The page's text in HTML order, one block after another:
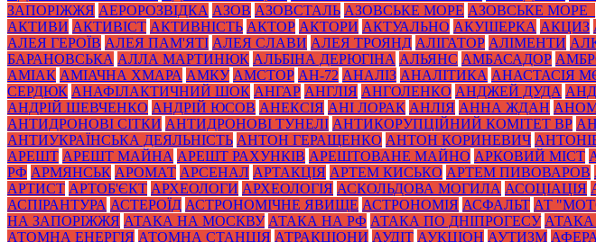
ЗАПОРІЖЖЯ АЕРОРОЗВІДКА АЗОВ АЗОВСТАЛЬ АЗОВСЬКЕ МОРЕ АЗОВСЬКЕ МОРЕ_
АКТИВИ АКТИВІСТ АКТИВНІСТЬ АКТОР АКТОРИ АКТУАЛЬНО АКУШЕРКА АКЦИЗ
АЛЕЯ ГЕРОЇВ АЛЕЯ ПАМ'ЯТІ АЛЕЯ СЛАВИ АЛЕЯ ТРОЯНД АЛІГАТОР АЛІМЕНТИ
БАРАНОВСЬКА АЛЛА МАРТИНЮК АЛЬБІНА ДЕРЮГІНА АЛЬЯНС АМБАСАДОР
АМІАК АМІАЧНА ХМАРА АМКУ АМСТОР АН-72 АНАЛІЗ АНАЛІТИКА АНАСТАСІЯ
СЕРДЮК АНАФІЛАКТИЧНИЙ ШОК АНГАР АНГЛІЯ АНГОЛЕНКО АНДЖЕЙ ДУДА
АНДРІЙ ШЕВЧЕНКО АНДРІЙ ЮСОВ АНЕКСІЯ АНІ ЛОРАК АНЛІЯ АННА ЖДАН
АНТИДРОНОВІ СІТКИ АНТИДРОНОВІ ТУНЕЛІ АНТИКОРУПЦІЙНИЙ КОМІТЕТ ВР
АНТИУКРАЇНСЬКА ДЕЯЛЬНІСТЬ АНТОН ГЕРАЩЕНКО АНТОН КОРИНЕВИЧ
АРЕШТ АРЕШТ МАЙНА АРЕШТ РАХУНКІВ АРЕШТОВАНЕ МАЙНО АРКОВИЙ МІСТ
РФ АРМЯНСЬК АРОМАТ АРСЕНАЛ АРТАКЦІЯ АРТЕМ КИСЬКО АРТЕМ ПИВОВАРОВ
АРТИСТ АРТОБ'ЄКТ АРХЕОЛОГИ АРХЕОЛОГІЯ АСКОЛЬДОВА МОГИЛА АСОЦІАЦІЯ
АСПІРАНТУРА АСТЕРОЇД АСТРОНОМІЧНЕ ЯВИЩЕ АСТРОНОМІЯ АСФАЛЬТ АТ
НА ЗАПОРІЖЖЯ АТАКА НА МОСКВУ АТАКА НА РФ АТАКА ПО ДНІПРОГЕСУ
АТОМНА ЕНЕРГІЯ АТОМНА СТАНЦІЯ АТРАКЦІОНИ АУДІТ АУКЦІОН АУТИЗМ АФЕРА